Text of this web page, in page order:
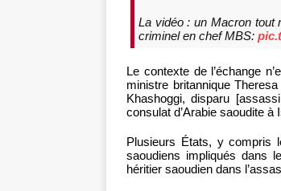
La vidéo : un Macron tout
criminel en chef MBS:
Le contexte de l’échange
ministre britannique
Khashoggi, disparu
consulat d’Arabie saoudite à
Plusieurs États, y compris
saoudiens impliqués dans
héritier saoudien dans